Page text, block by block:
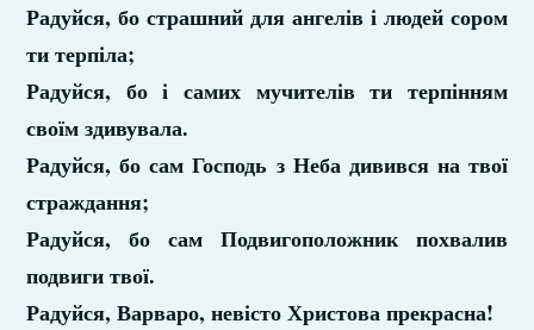
Радуйся, бо страшний для ангелів і людей сором
ти терпіла;
Радуйся, бо і самих мучителів ти терпінням
своїм здивувала.
Радуйся, бо сам Господь з Неба дивився на твої
страждання;
Радуйся, бо сам Подвигоположник похвалив
подвиги твої.
Радуйся, Варваро, невісто Христова прекрасна!